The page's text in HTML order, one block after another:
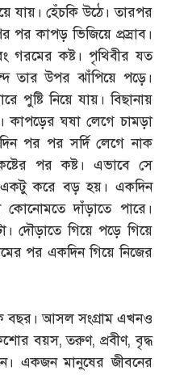
যায়। হেঁচকি উঠে। তারপর
পর কাপড় ভিজিয়ে প্রস্রাব।
গরমের কষ্ট। পৃথিবীর যত
তার উপর ঝাঁপিয়ে পড়ে।
পুষ্টি নিয়ে যায়। বিছানায়
ঘষা লেগে চামড়া
পর পর সর্দি লেগে নাক
পর কষ্ট। এভাবে সে
একটু করে বড় হয়। একদিন
দাঁড়াতে পারে।
দৌড়াতে গিয়ে পড়ে গিয়ে
পর একদিন গিয়ে নিজের
বছর। আসল সংগ্রাম এখনও
বয়স, তরুণ, প্রবীণ, বৃদ্ধ
একজন মানুষের জীবনের